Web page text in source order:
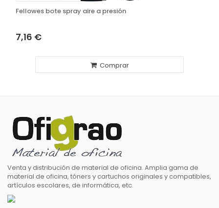
Fellowes bote spray aire a presión
7,16 €
Comprar
Venta y distribución de material de oficina. Amplia gama de
material de oficina, tóners y cartuchos originales y compatibles,
artículos escolares, de informática, etc.